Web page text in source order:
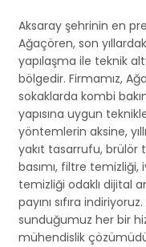
Aksaray şehrinin en
Ağaçören, son
yapılaşma ile teknik
bölgedir. Firmamız,
sokaklarda kombi
yapısına uygun
yöntemlerin aksine,
yakıt tasarrufu, brülör
basımı, filtre
temizliği odaklı dijital
payını sıfıra
sunduğumuz her bir
mühendislik